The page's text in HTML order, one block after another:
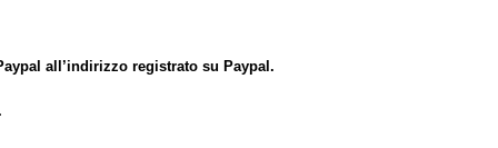
all’indirizzo registrato su Paypal.